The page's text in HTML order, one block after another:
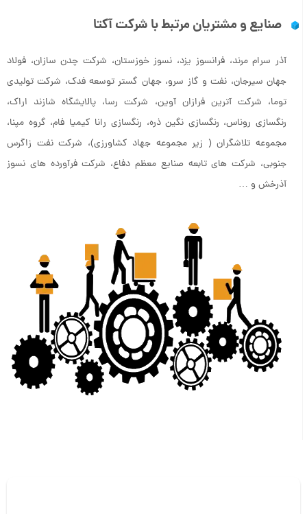
صنایع و مشتریان مرتبط با شرکت آکتا
آذر سرام مرند، فرانسوز یزد، نسوز خوزستان، شرکت چدن سازان، فولاد
جهان سیرجان، نفت و گاز سرو، جهان گستر توسعه فدک، شرکت تولیدی
توما، شرکت آترین فرازان آوین، شرکت رسا، پالایشگاه شازند اراک،
رنگسازی روناس، رنگسازی نگین ذره، رنگسازی رانا کیمیا فام، گروه مپنا،
مجموعه تلاشگران ( زیر مجموعه جهاد کشاورزی)، شرکت نفت زاگرس
جنوبی، شرکت های تابعه صنایع معظم دفاع، شرکت فرآورده های نسوز
آذرخش و …